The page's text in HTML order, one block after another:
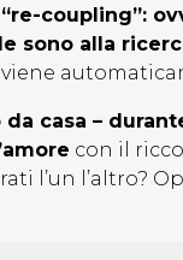
“re-coupling”:
sono alla
casa –
con il
l’un l’altro?